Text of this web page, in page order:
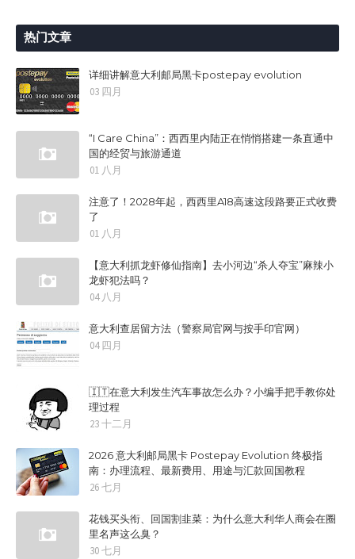
热门文章
详细讲解意大利邮局黑卡postepay evolution
03 四月
“I Care China”：西西里内陆正在悄悄搭建一条直通中
国的经贸与旅游通道
01 八月
注意了！2028年起，西西里A18高速这段路要正式收费
了
01 八月
【意大利抓龙虾修仙指南】去小河边“杀人夺宝”麻辣小
龙虾犯法吗？
04 八月
意大利查居留方法（警察局官网与按手印官网）
04 四月
🇮🇹在意大利发生汽车事故怎么办？小编手把手教你处
理过程
23 十二月
2026 意大利邮局黑卡 Postepay Evolution 终极指
南：办理流程、最新费用、用途与汇款回国教程
26 七月
花钱买头衔、回国割韭菜：为什么意大利华人商会在圈
里名声这么臭？
30 七月